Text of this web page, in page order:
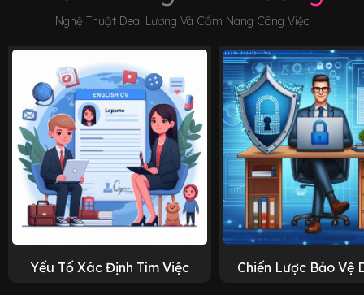
Nghệ Thuật Deal Lương Và Cẩm Nang Công Việc
Yếu Tố Xác Định Tìm Việc Chiến Lược Bảo Vệ